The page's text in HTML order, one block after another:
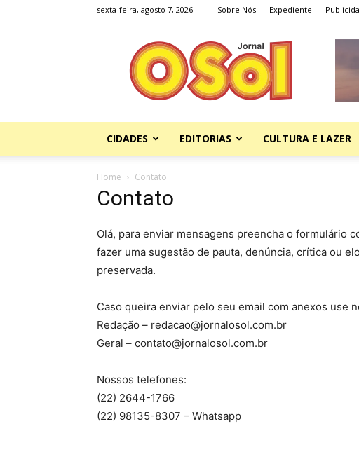
sexta-feira, agosto 7, 2026 Sobre Nós Expediente
Jornal
O
Sol
CIDADES EDITORIAS CULTURA E LAZER
Home Contato
Contato
Olá, para enviar mensagens preencha o formulário
fazer uma sugestão de pauta, denúncia, crítica ou
preservada.
Caso queira enviar pelo seu email com anexos use
Redação – redacao@jornalosol.com.br
Geral – contato@jornalosol.com.br
Nossos telefones:
(22) 2644-1766
(22) 98135-8307 – Whatsapp